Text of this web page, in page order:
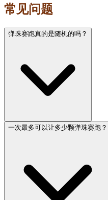
常见问题
弹珠赛跑真的是随机的吗？
一次最多可以让多少颗弹珠赛跑？